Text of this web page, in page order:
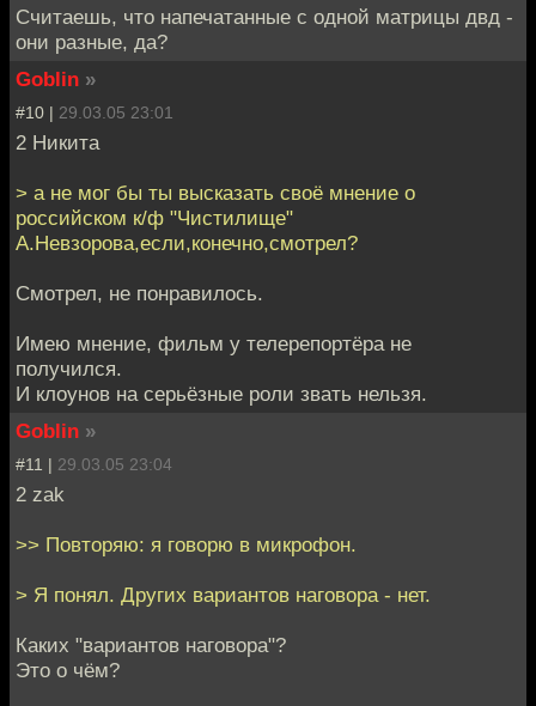
Считаешь, что напечатанные с одной матрицы двд -
они разные, да?
Goblin »
#10 | 29.03.05 23:01
2 Никита
> а не мог бы ты высказать своё мнение о
российском к/ф "Чистилище"
А.Невзорова,если,конечно,смотрел?
Смотрел, не понравилось.
Имею мнение, фильм у телерепортёра не
получился.
И клоунов на серьёзные роли звать нельзя.
Goblin »
#11 | 29.03.05 23:04
2 zak
>> Повторяю: я говорю в микрофон.
> Я понял. Других вариантов наговора - нет.
Каких "вариантов наговора"?
Это о чём?